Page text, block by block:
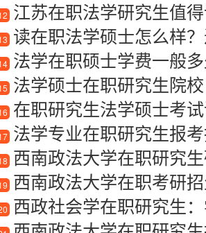
江苏在职法学研究生值
读在职法学硕士怎么样
法学在职硕士学费一般
法学硕士在职研究生院校
在职研究生法学硕士考
法学专业在职研究生报
西南政法大学在职研究
西南政法大学在职考研招生信
西政社会学在职研究生